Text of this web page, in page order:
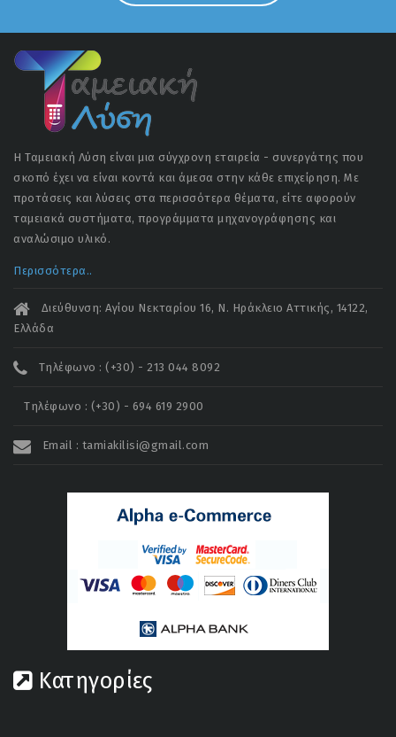
Η Ταμειακή Λύση είναι μια σύγχρονη εταιρεία - συνεργάτης που
σκοπό έχει να είναι κοντά και άμεσα στην κάθε επιχείρηση. Με
προτάσεις και λύσεις στα περισσότερα θέματα, είτε αφορούν
ταμειακά συστήματα, προγράμματα μηχανογράφησης και
αναλώσιμο υλικό.
Περισσότερα..
Διεύθυνση: Αγίου Νεκταρίου 16, Ν. Ηράκλειο Αττικής, 14122,
Ελλάδα
Τηλέφωνο : (+30) - 213 044 8092
Τηλέφωνο : (+30) - 694 619 2900
Email : tamiakilisi@gmail.com
Κατηγορίες